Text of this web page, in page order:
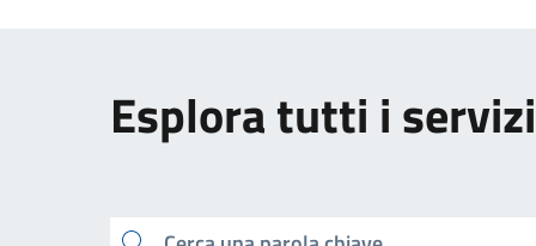
Esplora tutti i servizi